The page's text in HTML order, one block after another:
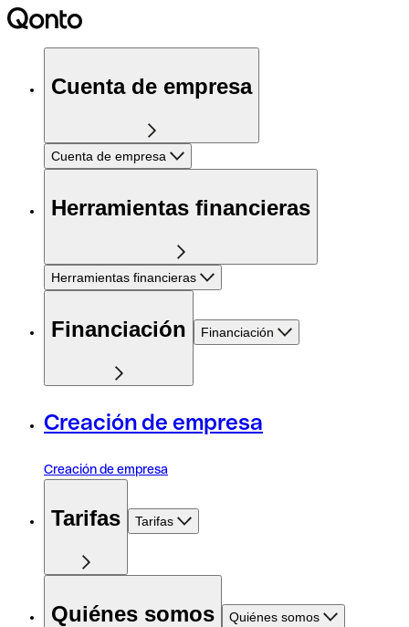
Cuenta de empresa
Cuenta de empresa
Herramientas financieras
Herramientas financieras
Financiación Financiación
Creación de empresa
Creación de empresa
Tarifas Tarifas
Quiénes somos Quiénes somos